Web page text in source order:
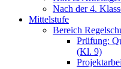
Nach der 4.
Mittelstufe
Bereich
Prüfung:
(Kl. 9)